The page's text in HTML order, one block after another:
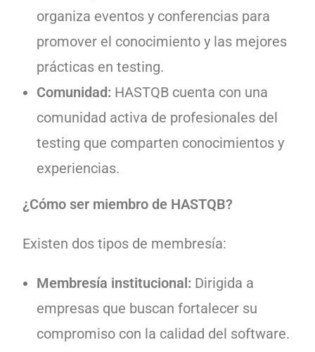
organiza eventos y conferencias para
promover el conocimiento y las mejores
prácticas en testing.
Comunidad: HASTQB cuenta con una
comunidad activa de profesionales del
testing que comparten conocimientos y
experiencias.
¿Cómo ser miembro de HASTQB?
Existen dos tipos de membresía:
Membresía institucional: Dirigida a
empresas que buscan fortalecer su
compromiso con la calidad del software.